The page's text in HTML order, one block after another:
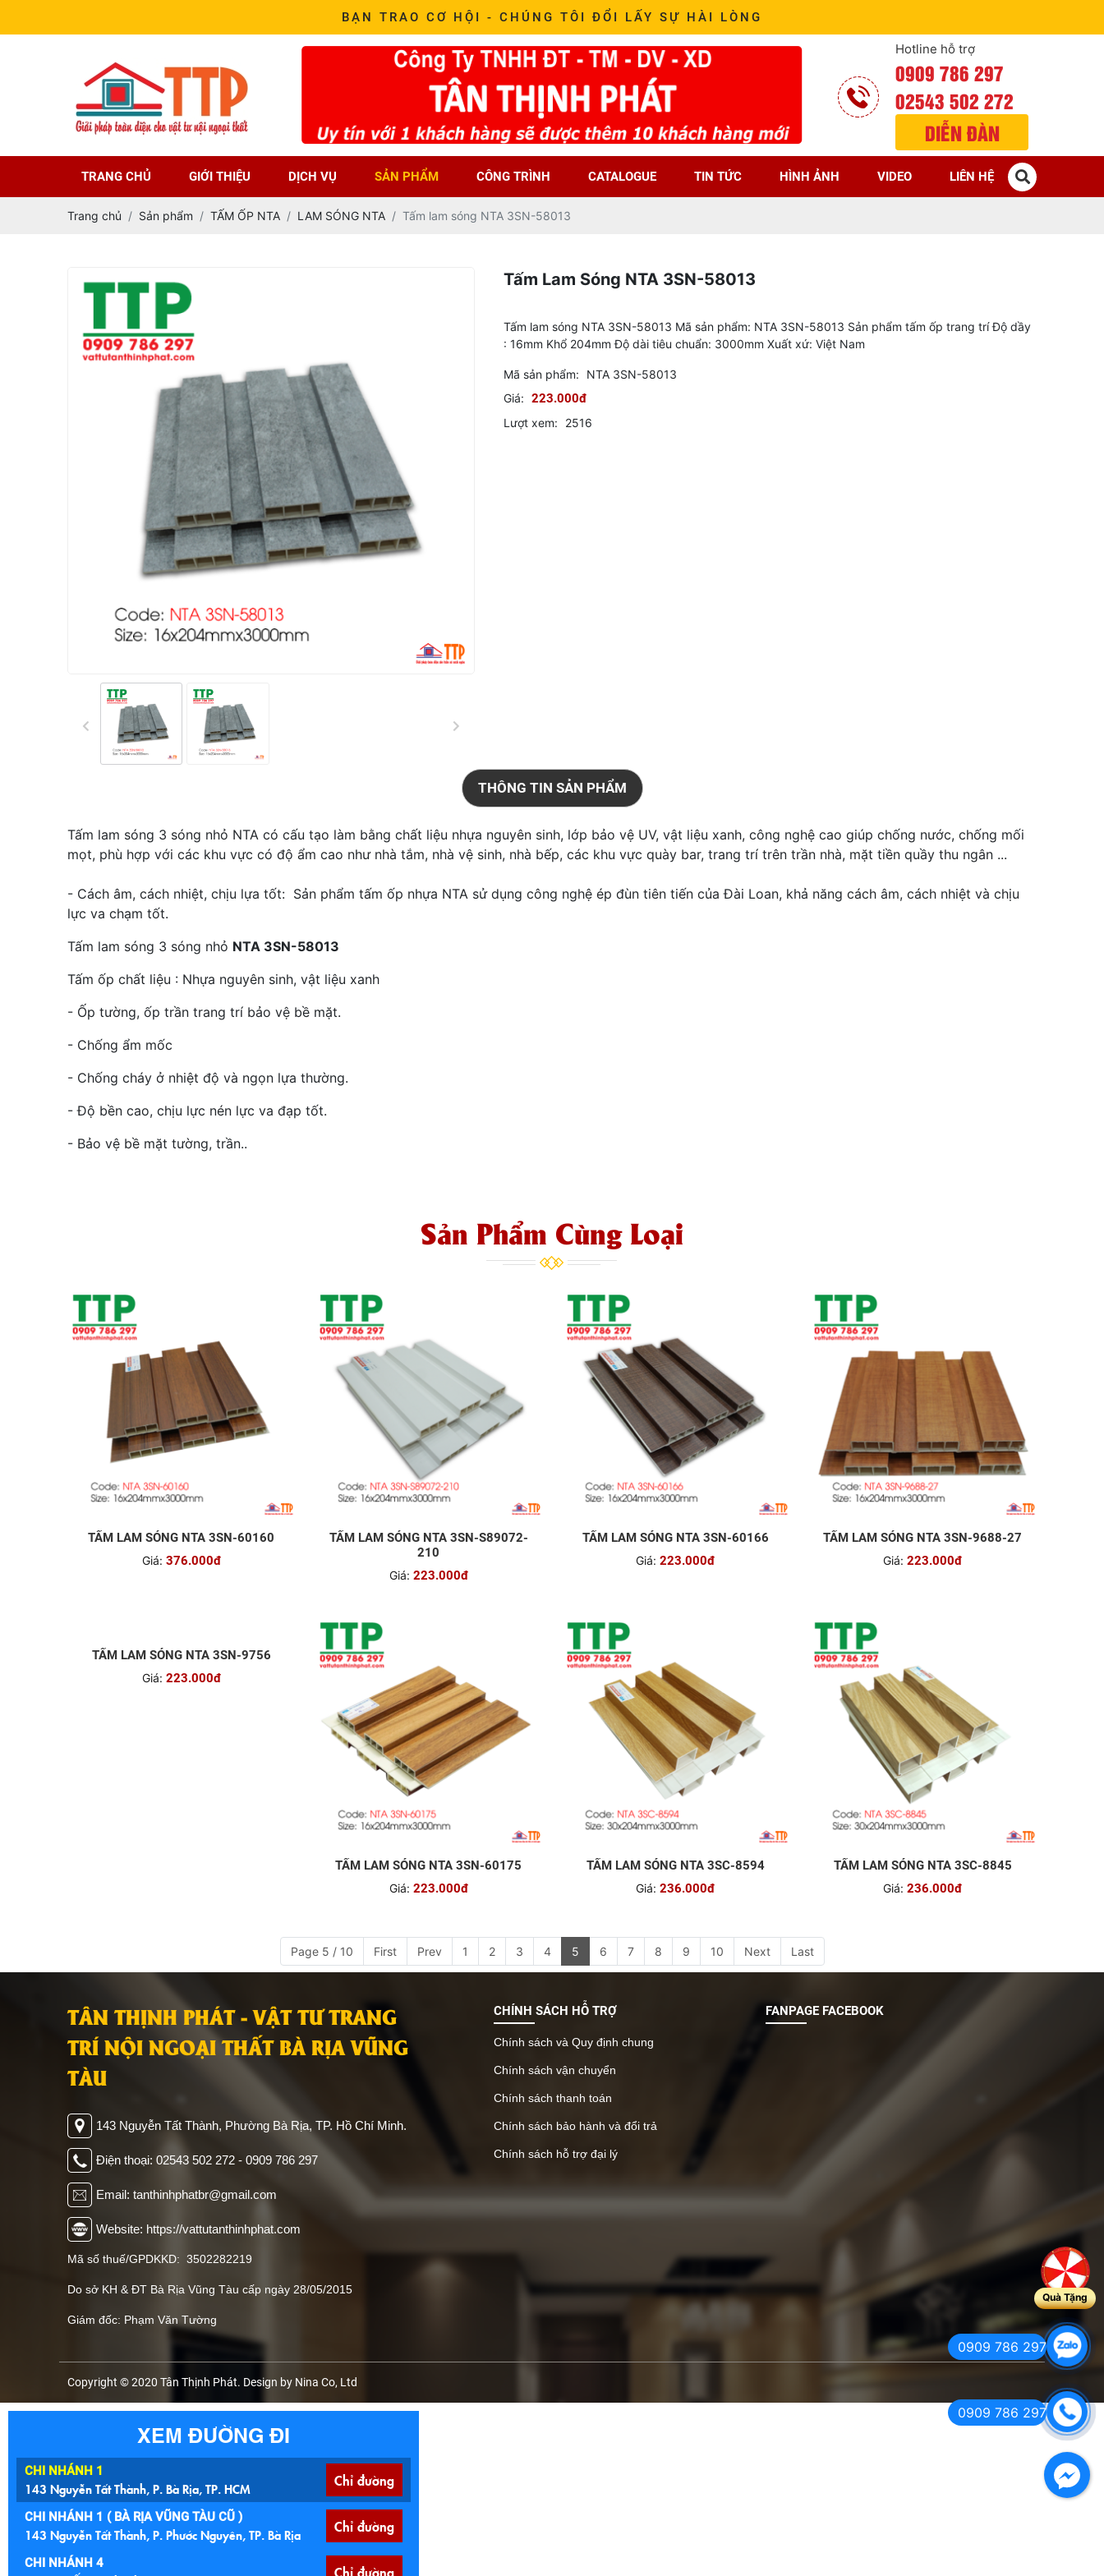
BẠN TRAO CƠ HỘI - CHÚNG TÔI ĐỔI LẤY SỰ HÀI LÒNG
Hotline hỗ trợ
0909 786 297
02543 502 272
DIỄN ĐÀN
TRANG CHỦ GIỚI THIỆU DỊCH VỤ SẢN PHẨM CÔNG TRÌNH CATALOGUE TIN TỨC HÌNH ẢNH VIDEO LIÊN HỆ
Trang chủ Sản phẩm TẤM ỐP NTA LAM SÓNG NTA Tấm lam sóng NTA 3SN-58013
Tấm Lam Sóng NTA 3SN-58013
Tấm lam sóng NTA 3SN-58013 Mã sản phẩm: NTA 3SN-58013 Sản phẩm tấm ốp trang trí Độ dầy
: 16mm Khổ 204mm Độ dài tiêu chuẩn: 3000mm Xuất xứ: Việt Nam
Mã sản phẩm:
NTA 3SN-58013
Giá: 223.000đ
Lượt xem: 2516
THÔNG TIN SẢN PHẨM
Tấm lam sóng 3 sóng nhỏ NTA có cấu tạo làm bằng chất liệu nhựa nguyên sinh, lớp bảo vệ UV, vật liệu xanh, công nghệ cao giúp chống nước, chống mối
mọt, phù hợp với các khu vực có độ ẩm cao như nhà tắm, nhà vệ sinh, nhà bếp, các khu vực quày bar, trang trí trên trần nhà, mặt tiền quầy thu ngân ...
- Cách âm, cách nhiệt, chịu lựa tốt: Sản phẩm tấm ốp nhựa NTA sử dụng công nghệ ép đùn tiên tiến của Đài Loan, khả năng cách âm, cách nhiệt và chịu
lực va chạm tốt.
Tấm lam sóng 3 sóng nhỏ NTA 3SN-58013
Tấm ốp chất liệu : Nhựa nguyên sinh, vật liệu xanh
- Ốp tường, ốp trần trang trí bảo vệ bề mặt.
- Chống ẩm mốc
- Chống cháy ở nhiệt độ và ngọn lựa thường.
- Độ bền cao, chịu lực nén lực va đạp tốt.
- Bảo vệ bề mặt tường, trần..
Sản Phẩm Cùng Loại
TẤM LAM SÓNG NTA 3SN-60160
Giá: 376.000đ
TẤM LAM SÓNG NTA 3SN-S89072-
210
Giá: 223.000đ
TẤM LAM SÓNG NTA 3SN-60166
Giá: 223.000đ
TẤM LAM SÓNG NTA 3SN-9688-27
Giá: 223.000đ
TẤM LAM SÓNG NTA 3SN-60175
Giá: 223.000đ
TẤM LAM SÓNG NTA 3SC-8594
Giá: 236.000đ
TẤM LAM SÓNG NTA 3SC-8845
Giá: 236.000đ
Page 5 / 10 First Prev 1 2 3 4 5 6 7 8 9 10 Next Last
TÂN THỊNH PHÁT - VẬT TƯ TRANG
TRÍ NỘI NGOẠI THẤT BÀ RỊA VŨNG
TÀU
143 Nguyễn Tất Thành, Phường Bà Rịa, TP. Hồ Chí Minh.
Điện thoại: 02543 502 272 - 0909 786 297
Email: tanthinhphatbr@gmail.com
Website: https://vattutanthinhphat.com
Mã số thuế/GPDKKD: 3502282219
Do sở KH & ĐT Bà Rịa Vũng Tàu cấp ngày 28/05/2015
Giám đốc: Phạm Văn Tường
CHÍNH SÁCH HỖ TRỢ
Chính sách và Quy định chung
Chính sách vận chuyển
Chính sách thanh toán
Chính sách bảo hành và đổi trả
Chính sách hỗ trợ đại lý
FANPAGE FACEBOOK
Copyright © 2020 Tân Thịnh Phát. Design by Nina Co, Ltd
XEM ĐƯỜNG ĐI
CHI NHÁNH 1
143 Nguyễn Tất Thành, P. Bà Rịa, TP. HCM Chỉ đường
CHI NHÁNH 1 ( BÀ RỊA VŨNG TÀU CŨ )
143 Nguyễn Tất Thành, P. Phước Nguyên, TP. Bà Rịa Chỉ đường
CHI NHÁNH 4 Chỉ đường
Quà Tặng
0909 786 297
0909 786 297